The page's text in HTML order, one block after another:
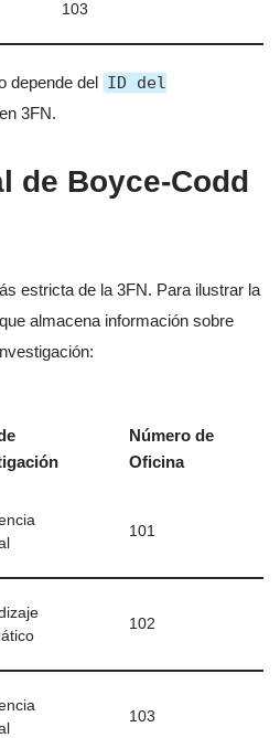
103
depende del ID del
3FN.
de Boyce-Codd
estricta de la 3FN. Para ilustrar la
almacena información sobre
Número de
Oficina
101
102
103